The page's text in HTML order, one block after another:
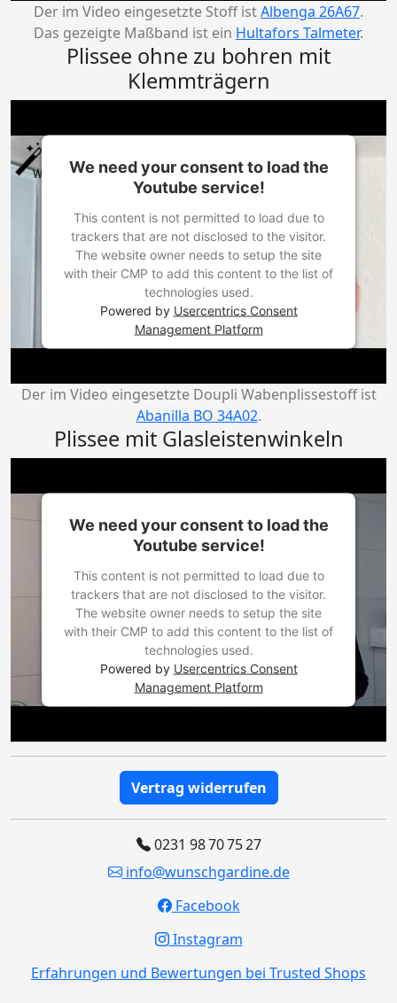
Der im Video eingesetzte Stoff istAlbenga 26A67.
Das gezeigte Maßband ist ein Hultafors Talmeter.
Plissee ohne zu bohren mit
Klemmträgern
We need your consent to load the
Youtube service!
This content is not permitted to load due to
trackers that are not disclosed to the visitor.
The website owner needs to setup the site
with their CMP to add this content to the list of
technologies used.
Powered by Usercentrics Consent
Management Platform
Der im Video eingesetzte Doupli Wabenplissestoff ist
Abanilla BO 34A02.
Plissee mit Glasleistenwinkeln
We need your consent to load the
Youtube service!
This content is not permitted to load due to
trackers that are not disclosed to the visitor.
The website owner needs to setup the site
with their CMP to add this content to the list of
technologies used.
Powered by Usercentrics Consent
Management Platform
Vertrag widerrufen
0231 98 70 75 27
info@wunschgardine.de
Facebook
Instagram
Erfahrungen und Bewertungen bei Trusted Shops